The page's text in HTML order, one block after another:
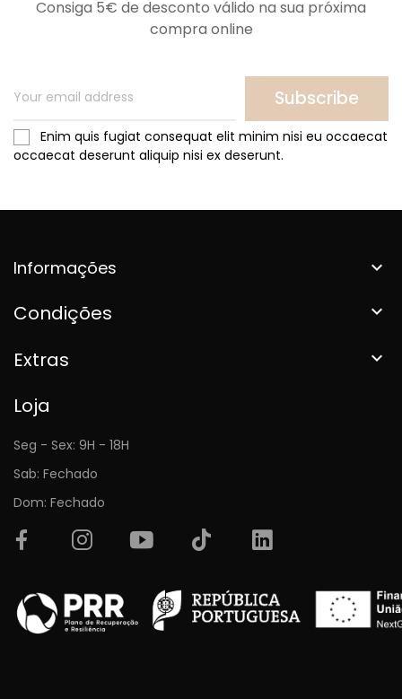
Consiga 5€ de desconto válido na sua próxima
compra online
Subscribe
Enim quis fugiat consequat elit minim nisi eu occaecat
occaecat deserunt aliquip nisi ex deserunt.
Informações 
Condições 
Extras 
Loja
Seg - Sex: 9H - 18H
Sab: Fechado
Dom: Fechado